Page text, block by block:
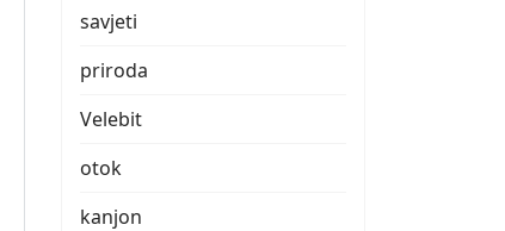
savjeti
priroda
Velebit
otok
kanjon